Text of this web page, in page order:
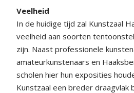
Veelheid
In de huidige tijd zal Kunstzaal
veelheid aan soorten
zijn. Naast professionele
amateurkunstenaars en
scholen hier hun exposities
Kunstzaal een breder draagvlak